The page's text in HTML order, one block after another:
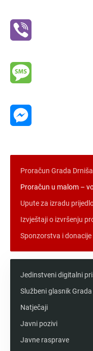
Proračun Grada Drniša
Proračun u malom –
Upute za izradu
Izvještaji o izvršenju
Sponzorstva i donacije
Jedinstveni digitalni
Službeni glasnik
Natječaji
Javni pozivi
Javne rasprave